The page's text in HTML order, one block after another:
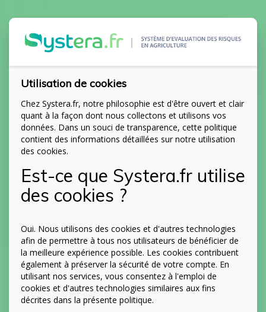
Utilisation de cookies
Chez Systera.fr, notre philosophie est d'être ouvert et clair
quant à la façon dont nous collectons et utilisons vos
données. Dans un souci de transparence, cette politique
contient des informations détaillées sur notre utilisation
des cookies.
Est-ce que Systera.fr utilise
des cookies ?
Oui. Nous utilisons des cookies et d'autres technologies
afin de permettre à tous nos utilisateurs de bénéficier de
la meilleure expérience possible. Les cookies contribuent
également à préserver la sécurité de votre compte. En
utilisant nos services, vous consentez à l'emploi de
cookies et d'autres technologies similaires aux fins
décrites dans la présente politique.